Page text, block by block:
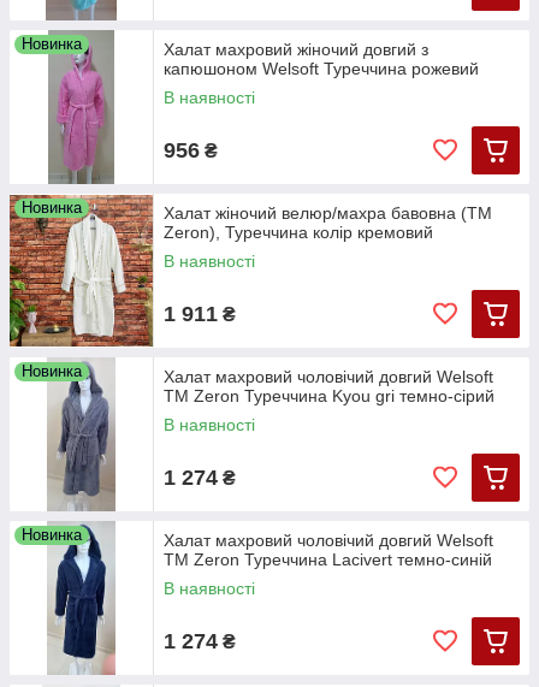
Новинка
Халат махровий жіночий довгий з
капюшоном Welsoft Туреччина рожевий
В наявності
956 ₴
Новинка
Халат жіночий велюр/махра бавовна (TM
Zeron), Туреччина колір кремовий
В наявності
1 911 ₴
Новинка
Халат махровий чоловічий довгий Welsoft
TM Zeron Туреччина Kyou gri темно-сірий
В наявності
1 274 ₴
Новинка
Халат махровий чоловічий довгий Welsoft
TM Zeron Туреччина Lacivert темно-синій
В наявності
1 274 ₴